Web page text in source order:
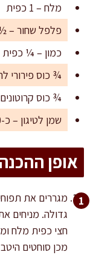
מלח – 1 כפית
פלפל שחור –
כמון – ¼ כפית
¾ כוס פירורי לחם
¾ כוס קרוטונים כתושים
שמן לטיגון – כ-500 מ"ל (לשכבה של 1.5 ס"מ במחבת)
אופן ההכנה
מגררים את
גדולה. מניחים
מכן סוחטים